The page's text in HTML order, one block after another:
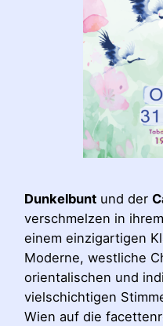
Dunkelbunt und der
verschmelzen in
einem einzigartigen
Moderne, westliche
orientalischen und
vielschichtigen
Wien auf die